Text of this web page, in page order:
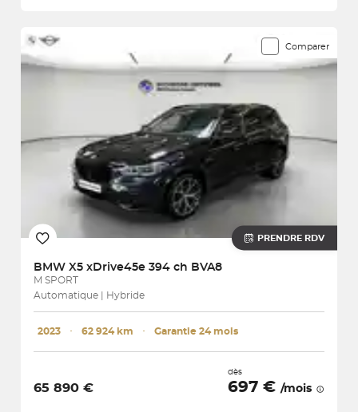
Comparer
PRENDRE RDV
BMW X5 xDrive45e 394 ch BVA8
M SPORT
Automatique | Hybride
2023 ･ 62 924 km ･ Garantie 24 mois
65 890 €
dès
697 € /mois